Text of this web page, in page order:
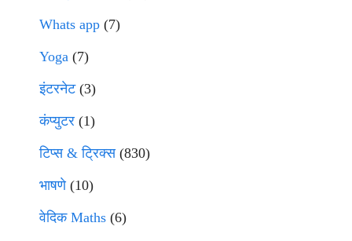
Whats app (7)
Yoga (7)
इंटरनेट(3)
कंप्युटर (1)
टिप्स & ट्रिक्स(830)
भाषणे(10)
वेदिक Maths (6)